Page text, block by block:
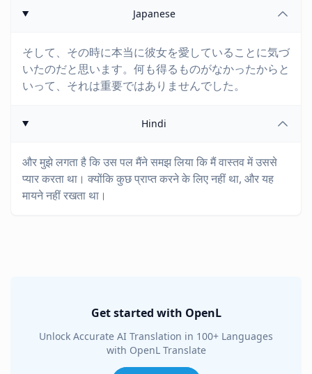
Japanese
そして、その時に本当に彼女を愛していることに気づ
いたのだと思います。何も得るものがなかったからと
いって、それは重要ではありませんでした。
Hindi
और मुझे लगता है कि उस पल मैंने समझ लिया कि मैं वास्तव में उससे
प्यार करता था। क्योंकि कुछ प्राप्त करने के लिए नहीं था, और यह
मायने नहीं रखता था।
Get started with OpenL
Unlock Accurate AI Translation in 100+ Languages
with OpenL Translate